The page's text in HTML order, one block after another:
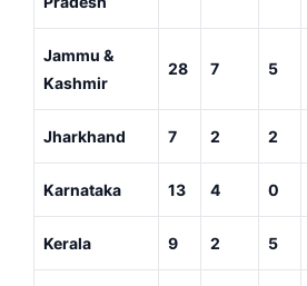
Jammu &
Kashmir
28 7 5
Jharkhand 7 2 2
Karnataka 13 4 0
Kerala 9 2 5